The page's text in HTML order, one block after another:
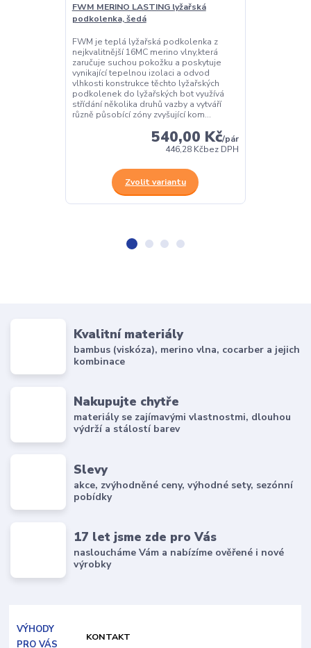
FWM MERINO LASTING lyžařská
podkolenka, šedá
FWM je teplá lyžařská podkolenka z
nejkvalitnější 16MC merino vlny,která
zaručuje suchou pokožku a poskytuje
vynikající tepelnou izolaci a odvod
vlhkosti konstrukce těchto lyžařských
podkolenek do lyžařských bot využívá
střídání několika druhů vazby a vytváří
různě působící zóny zvyšující kom...
540,00 Kč/pár
446,28 Kčbez DPH
Zvolit variantu
Kvalitní materiály
bambus (viskóza), merino vlna, cocarber a jejich
kombinace
Nakupujte chytře
materiály se zajímavými vlastnostmi, dlouhou
výdrží a stálostí barev
Slevy
akce, zvýhodněné ceny, výhodné sety, sezónní
pobídky
17 let jsme zde pro Vás
nasloucháme Vám a nabízíme ověřené i nové
výrobky
VÝHODY
PRO VÁS
KONTAKT